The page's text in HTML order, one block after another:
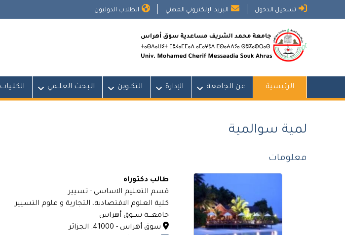
تسجيل الدخول البريد الإلكتروني المهني الطلاب الدوليون
الرئيسية عن الجامعة الإدارة التكــوين البـحث العلــمي الكلـيات
لمية سوالمية
معلومات
طالب دكتوراه
قسم التعليم الاساسي - تسيير
كلية العلوم الاقتصادية، التجارية و علوم التسيير
جامعـــة ســوق أهراس
سوق أهراس - 41000. الجزائر